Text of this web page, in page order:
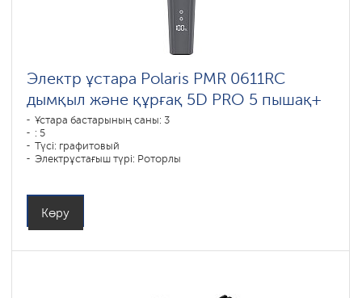
Электр ұстара Polaris PMR 0611RC
дымқыл және құрғақ 5D PRO 5 пышақ+
Ұстара бастарының саны: 3
: 5
Түсі: графитовый
Электрұстағыш түрі: Роторлы
Батареяны зарядтау уақыты: 1,5
Көру